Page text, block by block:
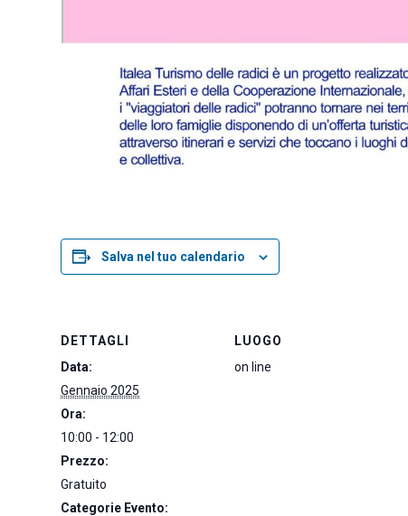
Salva nel tuo calendario
DETTAGLI
Data:
Gennaio 2025
Ora:
10:00 - 12:00
Prezzo:
Gratuito
Categorie Evento:
LUOGO
on line